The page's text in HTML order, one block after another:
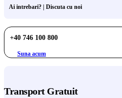
Ai intrebari? | Discuta cu noi
+40 746 100 800
Suna acum
Transport Gratuit